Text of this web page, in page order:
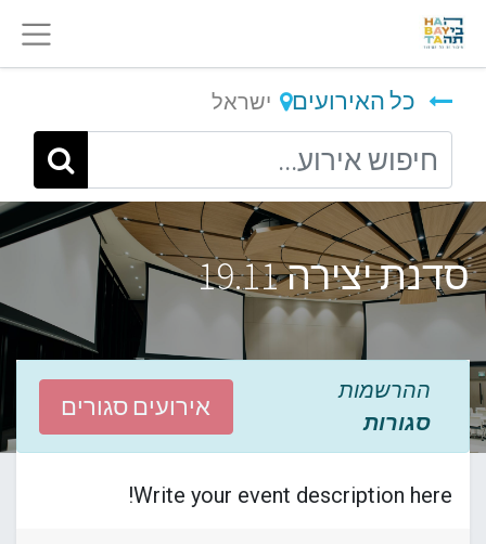
כל האירועים ישראל
סדנת יצירה 19.11
ההרשמות
סגורות
אירועים סגורים
Write your event description here!